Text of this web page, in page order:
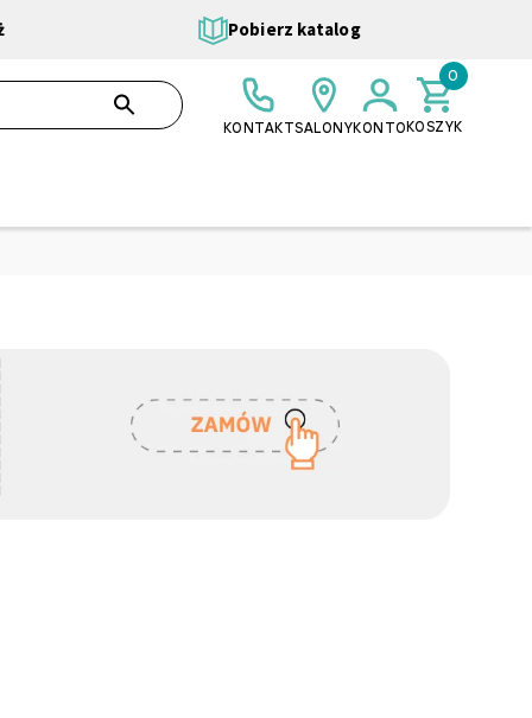
Pobierz katalog
SZUKAJ
KONTAKTSALONYKONTOKOSZYK
0,00 ZŁ
0